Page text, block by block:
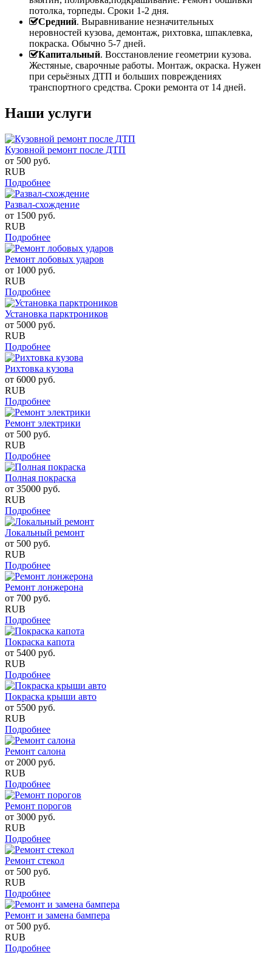
потолка, торпеды. Сроки 1-2 дня.
Средний. Выравнивание незначительных
неровностей кузова, демонтаж, рихтовка, шпаклевка,
покраска. Обычно 5-7 дней.
Капитальный. Восстановление геометрии кузова.
Жестяные, сварочные работы. Монтаж, окраска. Нужен
при серьёзных ДТП и больших повреждениях
транспортного средства. Сроки ремонта от 14 дней.
Наши услуги
Кузовной ремонт после ДТП
от 500 руб.
RUB
Подробнее
Развал-схождение
от 1500 руб.
RUB
Подробнее
Ремонт лобовых ударов
от 1000 руб.
RUB
Подробнее
Установка парктроников
от 5000 руб.
RUB
Подробнее
Рихтовка кузова
от 6000 руб.
RUB
Подробнее
Ремонт электрики
от 500 руб.
RUB
Подробнее
Полная покраска
от 35000 руб.
RUB
Подробнее
Локальный ремонт
от 500 руб.
RUB
Подробнее
Ремонт лонжерона
от 700 руб.
RUB
Подробнее
Покраска капота
от 5400 руб.
RUB
Подробнее
Покраска крыши авто
от 5500 руб.
RUB
Подробнее
Ремонт салона
от 2000 руб.
RUB
Подробнее
Ремонт порогов
от 3000 руб.
RUB
Подробнее
Ремонт стекол
от 500 руб.
RUB
Подробнее
Ремонт и замена бампера
от 500 руб.
RUB
Подробнее